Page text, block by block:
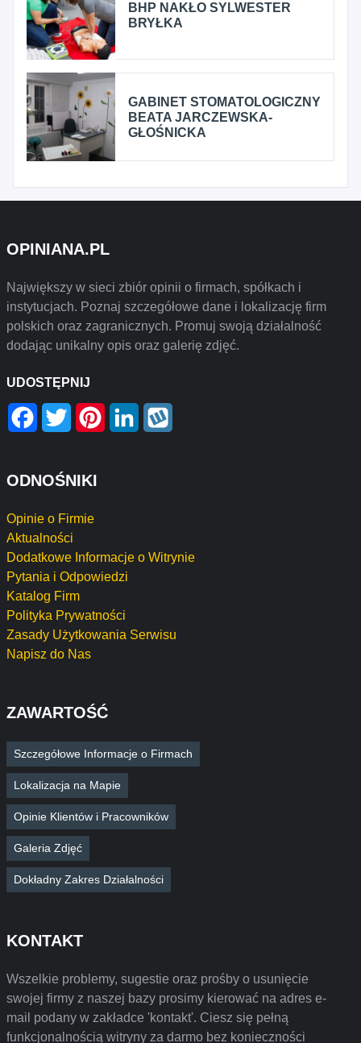
BHP NAKŁO SYLWESTER
BRYŁKA
GABINET STOMATOLOGICZNY
BEATA JARCZEWSKA-
GŁOŚNICKA
OPINIANA.PL
Największy w sieci zbiór opinii o firmach, spółkach i
instytucjach. Poznaj szczegółowe dane i lokalizację firm
polskich oraz zagranicznych. Promuj swoją działalność
dodając unikalny opis oraz galerię zdjęć.
UDOSTĘPNIJ
Facebook
Twitter PinterestLinkedIn
ODNOŚNIKI
Opinie o Firmie
Aktualności
Dodatkowe Informacje o Witrynie
Pytania i Odpowiedzi
Katalog Firm
Polityka Prywatności
Zasady Użytkowania Serwisu
Napisz do Nas
ZAWARTOŚĆ
Szczegółowe Informacje o Firmach
Lokalizacja na Mapie
Opinie Klientów i Pracowników
Galeria Zdjęć
Dokładny Zakres Działalności
KONTAKT
Wszelkie problemy, sugestie oraz prośby o usunięcie
swojej firmy z naszej bazy prosimy kierować na adres e-
mail podany w zakładce 'kontakt'. Ciesz się pełną
funkcjonalnością witryny za darmo bez konieczności